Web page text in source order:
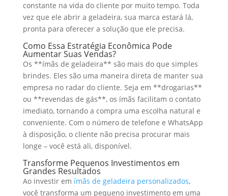
constante na vida do cliente por muito tempo. Toda
vez que ele abrir a geladeira, sua marca estará lá,
pronta para oferecer a solução que ele precisa.
Como Essa Estratégia Econômica Pode
Aumentar Suas Vendas?
Os **ímãs de geladeira** são mais do que simples
brindes. Eles são uma maneira direta de manter sua
empresa no radar do cliente. Seja em **drogarias**
ou **revendas de gás**, os ímãs facilitam o contato
imediato, tornando a compra uma escolha natural e
conveniente. Com o número de telefone e WhatsApp
à disposição, o cliente não precisa procurar mais
longe – você está ali, disponível.
Transforme Pequenos Investimentos em
Grandes Resultados
Ao investir em ímãs de geladeira personalizados,
você transforma um pequeno investimento em uma